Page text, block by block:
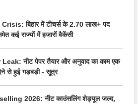
बिहार में टीचर्स के 2.70 लाख+ पद
कई राज्यों में हजारों वैकेंसी
नीट पेपर तैयार और अनुवाद का काम एक
से हुई गड़बड़ी - सूत्र
2026: नीट काउंसलिंग शेड्यूल जल्द,